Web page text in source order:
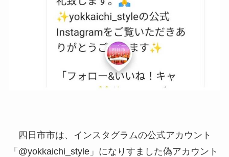
四日市市は、インスタグラムの公式アカウント
「@yokkaichi_style」になりすました偽アカウント